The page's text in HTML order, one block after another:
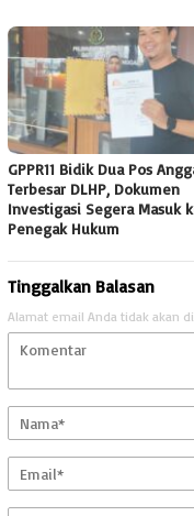
GPPR11 Bidik Dua Pos
Terbesar DLHP, Dokumen
Investigasi Segera Masuk
Penegak Hukum
Tinggalkan Balasan
Alamat email Anda tidak akan